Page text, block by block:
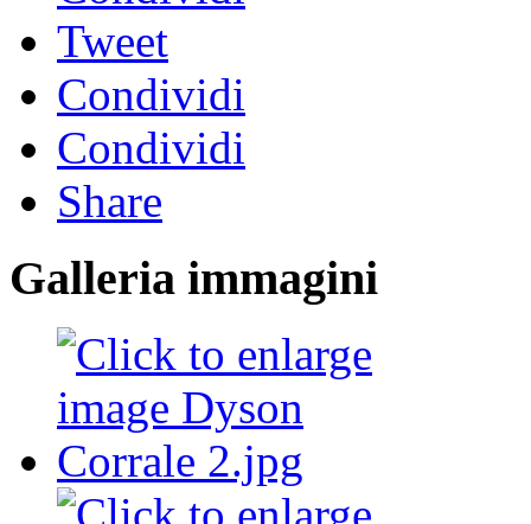
Tweet
Condividi
Condividi
Share
Galleria immagini